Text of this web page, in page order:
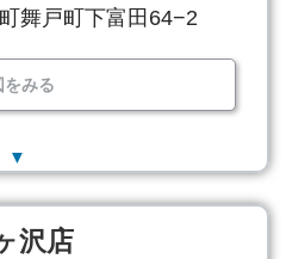
舞戸町下富田64−2
をみる
▼
沢店